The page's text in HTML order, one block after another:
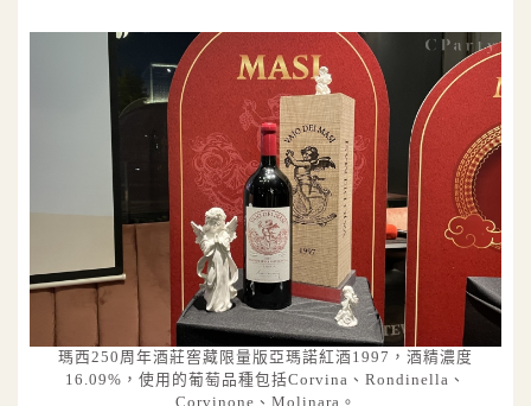
瑪西250周年酒莊窖藏限量版亞瑪諾紅酒1997，酒精濃度
16.09%，使用的葡萄品種包括Corvina、Rondinella、
Corvinone、Molinara。